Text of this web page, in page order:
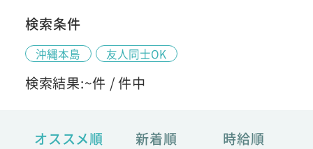
検索条件
沖縄本島 友人同士OK
検索結果:~件 /件中
オススメ順 新着順 時給順